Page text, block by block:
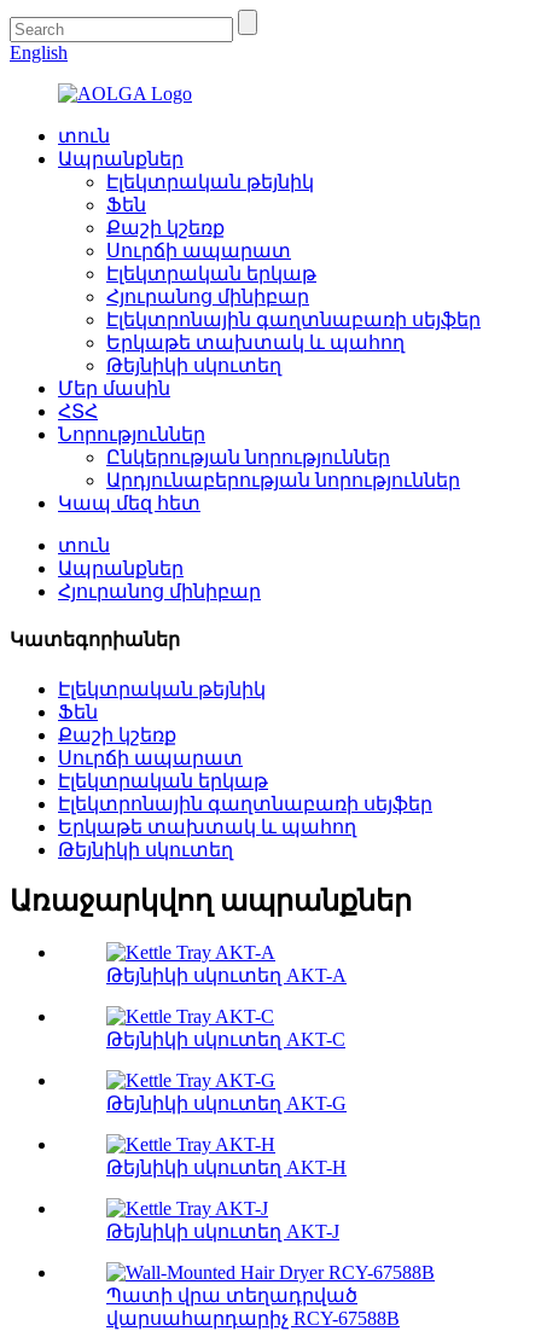
English
տուն
Ապրանքներ
Էլեկտրական թեյնիկ
Ֆեն
Քաշի կշեռք
Սուրճի ապարատ
Էլեկտրական երկաթ
Հյուրանոց մինիբար
Էլեկտրոնային գաղտնաբառի սեյֆեր
Երկաթե տախտակ և պահող
Թեյնիկի սկուտեղ
Մեր մասին
ՀՏՀ
Նորություններ
Ընկերության նորություններ
Արդյունաբերության նորություններ
Կապ մեզ հետ
տուն
Ապրանքներ
Հյուրանոց մինիբար
Կատեգորիաներ
Էլեկտրական թեյնիկ
Ֆեն
Քաշի կշեռք
Սուրճի ապարատ
Էլեկտրական երկաթ
Էլեկտրոնային գաղտնաբառի սեյֆեր
Երկաթե տախտակ և պահող
Թեյնիկի սկուտեղ
Առաջարկվող ապրանքներ
Թեյնիկի սկուտեղ AKT-A
Թեյնիկի սկուտեղ AKT-C
Թեյնիկի սկուտեղ AKT-G
Թեյնիկի սկուտեղ AKT-H
Թեյնիկի սկուտեղ AKT-J
Պատի վրա տեղադրված
վարսահարդարիչ RCY-67588B